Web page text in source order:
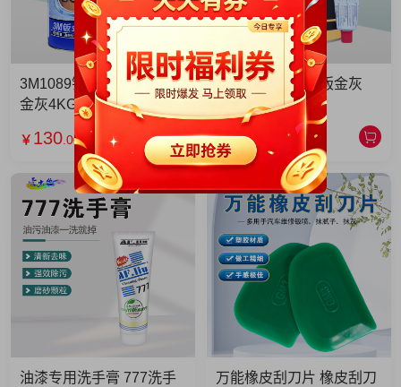
3M1089钣金灰 3M1089钣
金灰4KG 单罐
￥ 130 .00
启安钣金灰 启安钣金灰
2KG 单罐
￥49.90
油漆专用洗手膏 777洗手
万能橡皮刮刀片 橡皮刮刀